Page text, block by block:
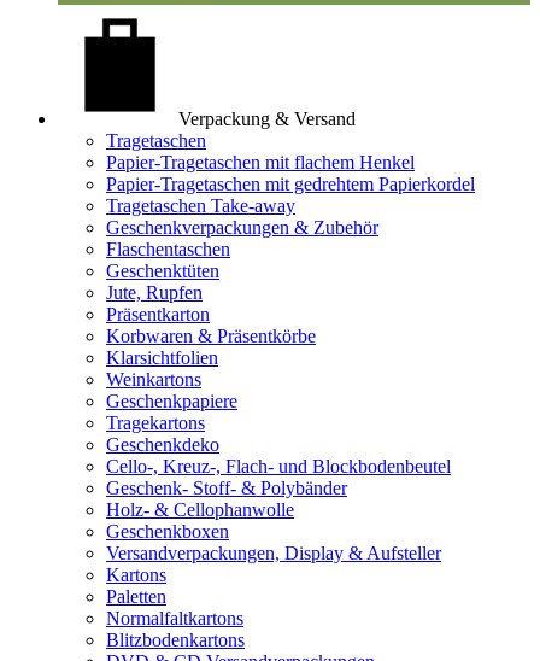
Verpackung & Versand
Tragetaschen
Papier-Tragetaschen mit flachem Henkel
Papier-Tragetaschen mit gedrehtem Papierkordel
Tragetaschen Take-away
Geschenkverpackungen & Zubehör
Flaschentaschen
Geschenktüten
Jute, Rupfen
Präsentkarton
Korbwaren & Präsentkörbe
Klarsichtfolien
Weinkartons
Geschenkpapiere
Tragekartons
Geschenkdeko
Cello-, Kreuz-, Flach- und Blockbodenbeutel
Geschenk- Stoff- & Polybänder
Holz- & Cellophanwolle
Geschenkboxen
Versandverpackungen, Display & Aufsteller
Kartons
Paletten
Normalfaltkartons
Blitzbodenkartons